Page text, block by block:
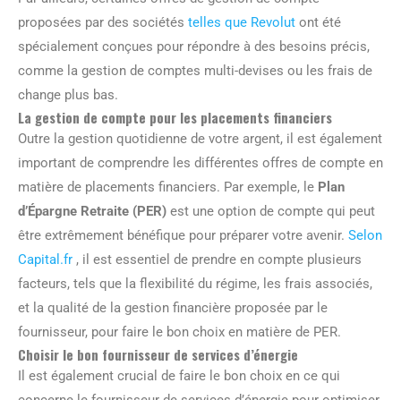
proposées par des sociétés telles que Revolut ont été
spécialement conçues pour répondre à des besoins précis,
comme la gestion de comptes multi-devises ou les frais de
change plus bas.
La gestion de compte pour les placements financiers
Outre la gestion quotidienne de votre argent, il est également
important de comprendre les différentes offres de compte en
matière de placements financiers. Par exemple, le Plan
d’Épargne Retraite (PER) est une option de compte qui peut
être extrêmement bénéfique pour préparer votre avenir. Selon
Capital.fr , il est essentiel de prendre en compte plusieurs
facteurs, tels que la flexibilité du régime, les frais associés,
et la qualité de la gestion financière proposée par le
fournisseur, pour faire le bon choix en matière de PER.
Choisir le bon fournisseur de services d’énergie
Il est également crucial de faire le bon choix en ce qui